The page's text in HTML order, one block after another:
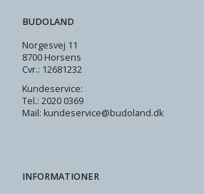
BUDOLAND
Norgesvej 11
8700 Horsens
Cvr.: 12681232
Kundeservice:
Tel.: 2020 0369
Mail: kundeservice@budoland.dk
INFORMATIONER